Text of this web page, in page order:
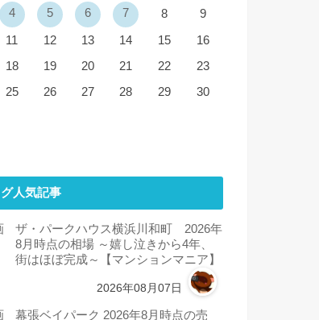
4 5 6 7 8 9
11 12 13 14 15
16
18 19 20 21 22
23
25 26 27 28 29
30
人気記事
ザ・パークハウス横浜川和町 2026年
8月時点の相場 ～嬉し泣きから4年、
街はほぼ完成～【マンションマニア】
2026年08月07日
幕張ベイパーク 2026年8月時点の売